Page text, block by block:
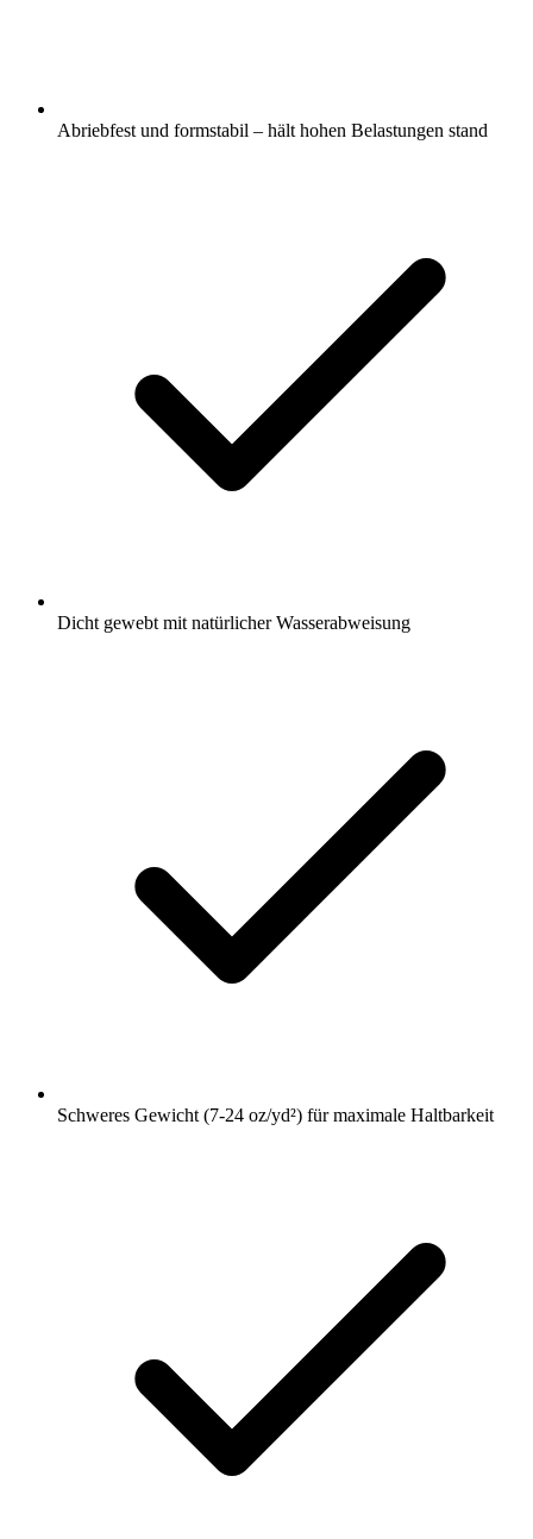
Abriebfest und formstabil – hält hohen Belastungen stand
Dicht gewebt mit natürlicher Wasserabweisung
Schweres Gewicht (7-24 oz/yd²) für maximale Haltbarkeit